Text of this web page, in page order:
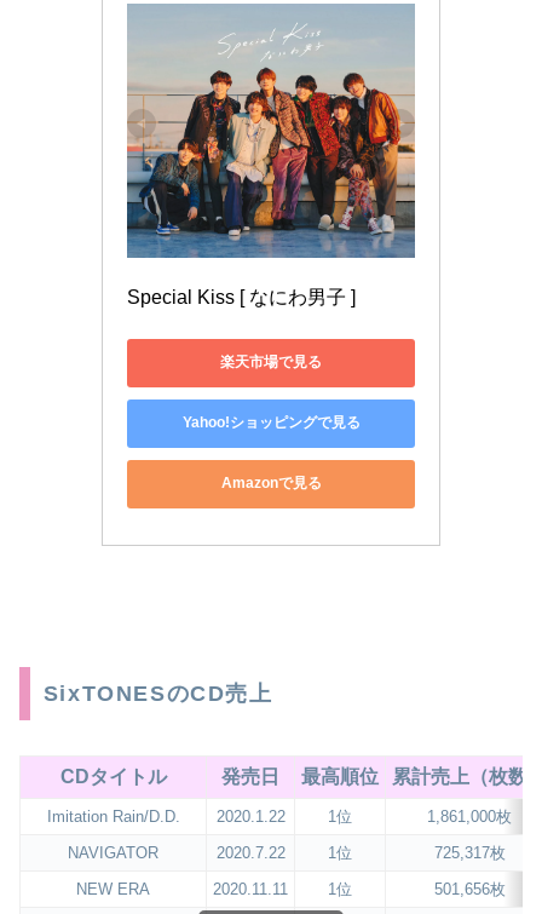
Special Kiss [ なにわ男子 ]
楽天市場で見る
Yahoo!ショッピングで見る
Amazonで見る
SixTONESのCD売上
CDタイトル 発売日 最高順位 累計売上（枚数
Imitation Rain/D.D. 2020.1.22 1位
1,861,000枚
NAVIGATOR
2020.7.22 1位
725,317枚
NEW ERA
2020.11.11 1位
501,656枚